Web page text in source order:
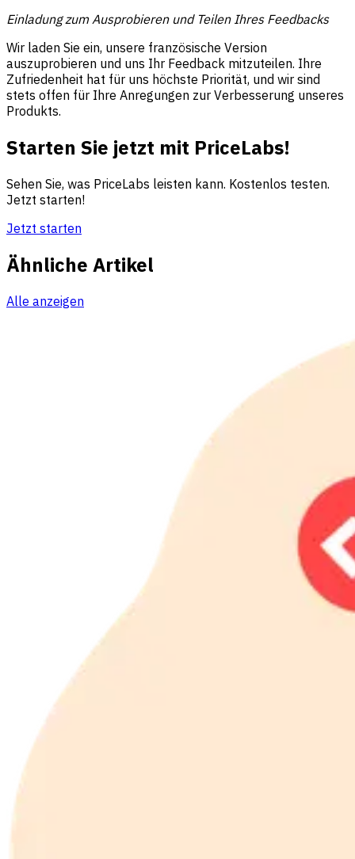
Einladung zum Ausprobieren und Teilen Ihres Feedbacks
Wir laden Sie ein, unsere französische Version
auszuprobieren und uns Ihr Feedback mitzuteilen. Ihre
Zufriedenheit hat für uns höchste Priorität, und wir sind
stets offen für Ihre Anregungen zur Verbesserung unseres
Produkts.
Starten Sie jetzt mit PriceLabs!
Sehen Sie, was PriceLabs leisten kann. Kostenlos testen.
Jetzt starten!
Jetzt starten
Ähnliche Artikel
Alle anzeigen